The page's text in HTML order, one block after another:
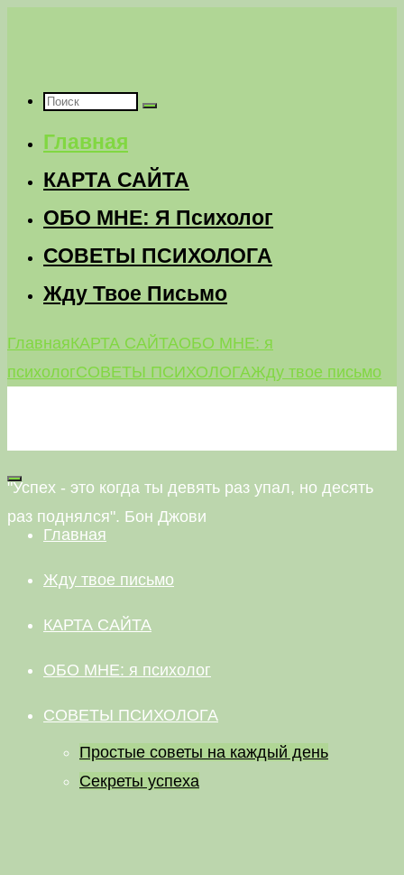
Что
искать:
Главная
КАРТА САЙТА
ОБО МНЕ: Я Психолог
СОВЕТЫ ПСИХОЛОГА
Жду Твое Письмо
ГлавнаяКАРТА САЙТАОБО МНЕ: я
психологСОВЕТЫ ПСИХОЛОГАЖду твое письмо
"Успех - это когда ты девять раз упал, но десять
раз поднялся". Бон Джови
Главная
Жду твое письмо
КАРТА САЙТА
ОБО МНЕ: я психолог
СОВЕТЫ ПСИХОЛОГА
Простые советы на каждый день
Секреты успеха